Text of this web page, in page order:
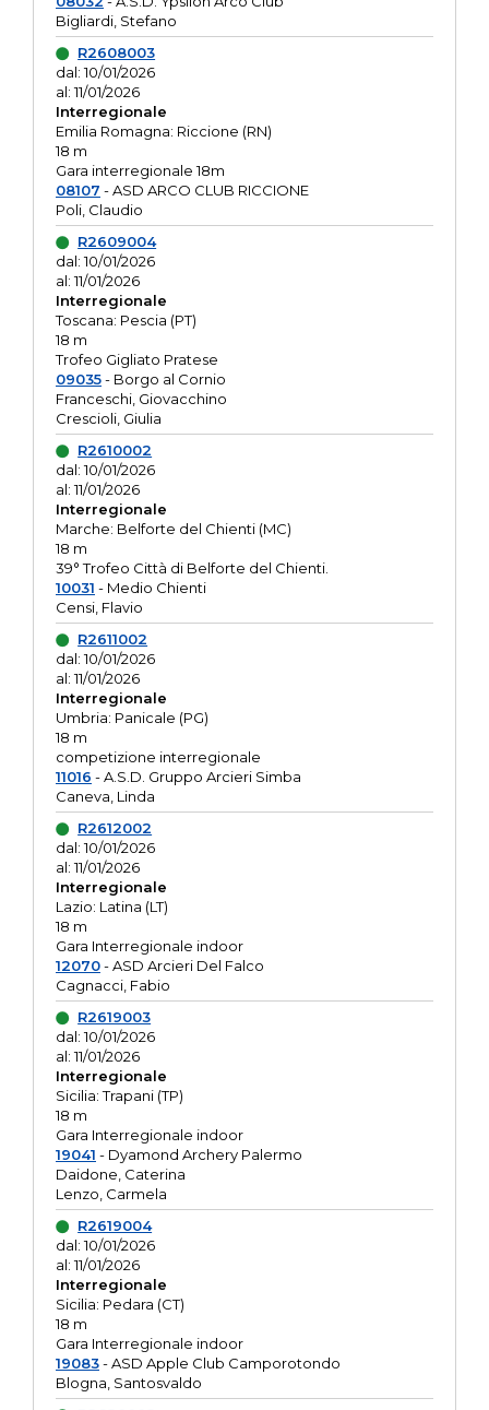
Bigliardi, Stefano
R2608003
dal: 10/01/2026
al: 11/01/2026
Interregionale
Emilia Romagna: Riccione (RN)
18 m
Gara interregionale 18m
08107 - ASD ARCO CLUB RICCIONE
Poli, Claudio
R2609004
dal: 10/01/2026
al: 11/01/2026
Interregionale
Toscana: Pescia (PT)
18 m
Trofeo Gigliato Pratese
09035- Borgo al Cornio
Franceschi, Giovacchino
Crescioli, Giulia
R2610002
dal: 10/01/2026
al: 11/01/2026
Interregionale
Marche: Belforte del Chienti (MC)
18 m
39° Trofeo Città di Belforte del Chienti.
10031 - Medio Chienti
Censi, Flavio
R2611002
dal: 10/01/2026
al: 11/01/2026
Interregionale
Umbria: Panicale (PG)
18 m
competizione interregionale
11016 - A.S.D. Gruppo Arcieri Simba
Caneva, Linda
R2612002
dal: 10/01/2026
al: 11/01/2026
Interregionale
Lazio: Latina (LT)
18 m
Gara Interregionale indoor
12070- ASD Arcieri Del Falco
Cagnacci, Fabio
R2619003
dal: 10/01/2026
al: 11/01/2026
Interregionale
Sicilia: Trapani (TP)
18 m
Gara Interregionale indoor
19041 - Dyamond Archery Palermo
Daidone, Caterina
Lenzo, Carmela
R2619004
dal: 10/01/2026
al: 11/01/2026
Interregionale
Sicilia: Pedara (CT)
18 m
Gara Interregionale indoor
19083- ASD Apple Club Camporotondo
Blogna, Santosvaldo